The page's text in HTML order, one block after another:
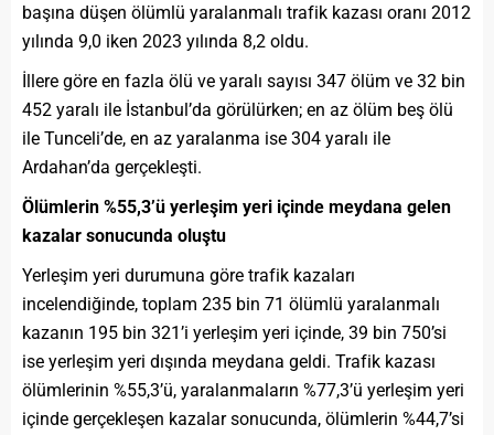
başına düşen ölümlü yaralanmalı trafik kazası oranı 2012
yılında 9,0 iken 2023 yılında 8,2 oldu.
İllere göre en fazla ölü ve yaralı sayısı 347 ölüm ve 32 bin
452 yaralı ile İstanbul’da görülürken; en az ölüm beş ölü
ile Tunceli’de, en az yaralanma ise 304 yaralı ile
Ardahan’da gerçekleşti.
Ölümlerin %55,3’ü yerleşim yeri içinde meydana gelen
kazalar sonucunda oluştu
Yerleşim yeri durumuna göre trafik kazaları
incelendiğinde, toplam 235 bin 71 ölümlü yaralanmalı
kazanın 195 bin 321’i yerleşim yeri içinde, 39 bin 750’si
ise yerleşim yeri dışında meydana geldi. Trafik kazası
ölümlerinin %55,3’ü, yaralanmaların %77,3’ü yerleşim yeri
içinde gerçekleşen kazalar sonucunda, ölümlerin %44,7’si